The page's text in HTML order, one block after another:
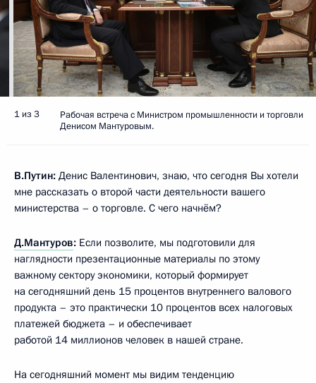
1 из 3
Рабочая встреча с Министром промышленности и торговли
Денисом Мантуровым.
В.Путин: Денис Валентинович, знаю, что сегодня Вы хотели
мне рассказать о второй части деятельности вашего
министерства – о торговле. С чего начнём?
Д.Мантуров: Если позволите, мы подготовили для
наглядности презентационные материалы по этому
важному сектору экономики, который формирует
на сегодняшний день 15 процентов внутреннего валового
продукта – это практически 10 процентов всех налоговых
платежей бюджета – и обеспечивает
работой 14 миллионов человек в нашей стране.
На сегодняшний момент мы видим тенденцию